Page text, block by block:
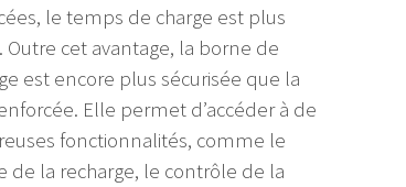
le temps de charge est plus
Outre cet avantage, la borne de
est encore plus sécurisée que la
Elle permet d’accéder à de
fonctionnalités, comme le
de la recharge, le contrôle de la